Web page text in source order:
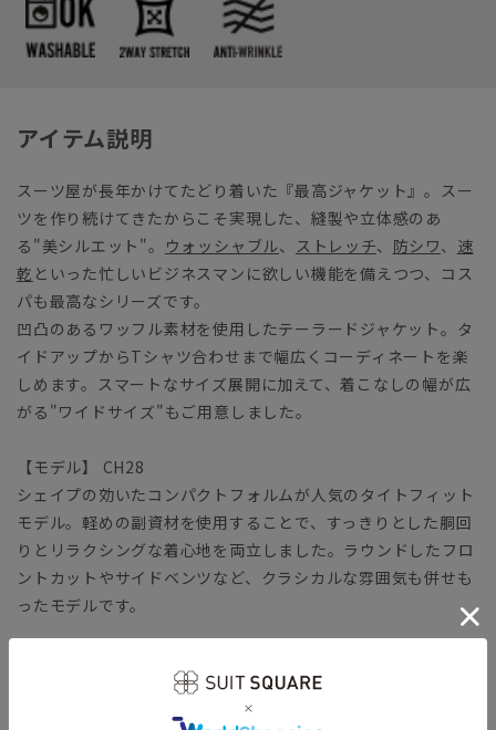
アイテム説明
スーツ屋が長年かけてたどり着いた『最高ジャケット』。スー
ツを作り続けてきたからこそ実現した、縫製や立体感のあ
る"美シルエット"。 ウォッシャブル、 ストレッチ、 防シワ、 速
乾 といった忙しいビジネスマンに欲しい機能を備えつつ、コス
パも最高なシリーズです。
凹凸のあるワッフル素材を使用したテーラードジャケット。タ
イドアップからTシャツ合わせまで幅広くコーディネートを楽
しめます。スマートなサイズ展開に加えて、着こなしの幅が広
がる"ワイドサイズ"もご用意しました。
【モデル】 CH28
シェイプの効いたコンパクトフォルムが人気のタイトフィット
モデル。軽めの副資材を使用することで、すっきりとした胴回
りとリラクシングな着心地を両立しました。ラウンドしたフロ
ントカットやサイドベンツなど、クラシカルな雰囲気も併せも
ったモデルです。
立体的な凹凸が特徴のポリエステルワッフル生地。肌へ触れる
面積が少なく、サラッとした快適な肌触りをキープします。タ